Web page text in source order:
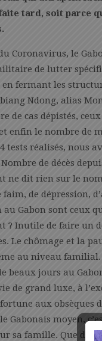
tard, soit parce
Coronavirus, le
de lutter
fermant les
Ndong, alias
de cas dépistés,
enfin le nombre de
tests réalisés, nous
de décès
ne dit rien sur le
de dépression,
au Gabon sont ceux
? Inutile de faire un
Le chômage et la
au niveau familial.
beaux jours au
de grand luxe, à
aux
Gabonais moyen,
sa famille. Que dire